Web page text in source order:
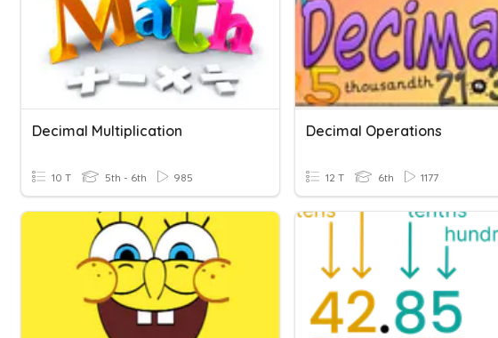
Decimal Multiplication
10 T 5th - 6th 985
Decimal Operations
12 T 6th 1177